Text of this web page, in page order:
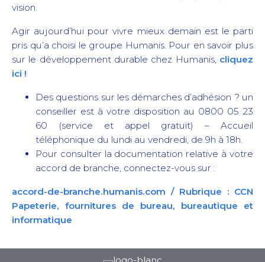
vision.
Agir aujourd’hui pour vivre mieux demain est le parti
pris qu’a choisi le groupe Humanis. Pour en savoir plus
sur le développement durable chez Humanis, cliquez
ici !
Des questions sur les démarches d’adhésion ? un
conseiller est à votre disposition au 0800 05 23
60 (service et appel gratuit) – Accueil
téléphonique du lundi au vendredi, de 9h à 18h.
Pour consulter la documentation relative à votre
accord de branche, connectez-vous sur :
accord-de-branche.humanis.com / Rubrique : CCN
Papeterie, fournitures de bureau, bureautique et
informatique